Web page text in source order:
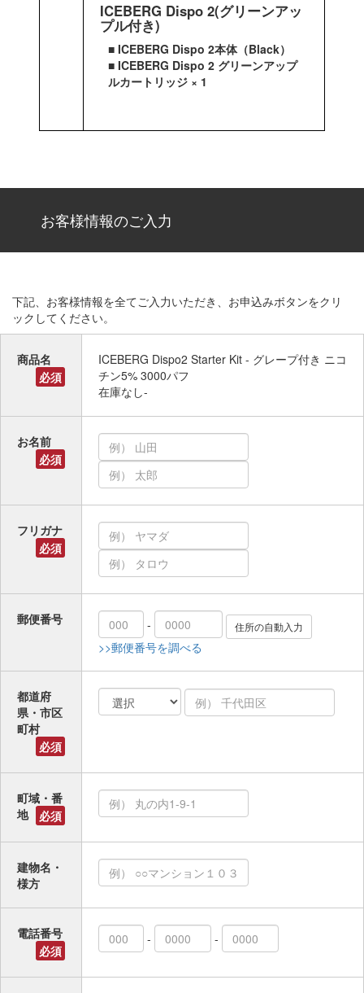
ICEBERG Dispo 2(グリーンアッ
プル付き)
■ ICEBERG Dispo 2本体（Black）
■ ICEBERG Dispo 2 グリーンアップ
ルカートリッジ × 1
お客様情報のご入力
下記、お客様情報を全てご入力いただき、お申込みボタンをクリ
ックしてください。
商品名
必須
ICEBERG Dispo2 Starter Kit - グレープ付き ニコ
チン5% 3000パフ
在庫なし-
お名前
必須
フリガナ
必須
郵便番号
-
>>郵便番号を調べる
都道府
県・市区
町村
必須
町域・番
地
必須
建物名・
様方
電話番号
必須
- -